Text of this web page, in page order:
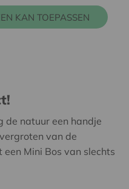
KAN TOEPASSEN
de natuur een handje
van de
Mini Bos van slechts